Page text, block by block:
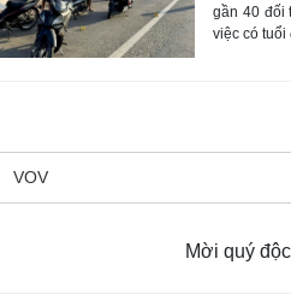
gần 40 đối
việc có tuổi
VOV
Mời quý